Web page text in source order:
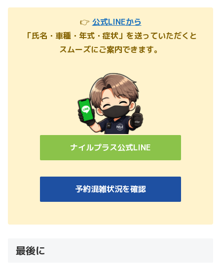
👉 公式LINEから
「氏名・車種・年式・症状」を送っていただくと
スムーズにご案内できます。
ナイルプラス公式LINE
予約混雑状況を確認
最後に